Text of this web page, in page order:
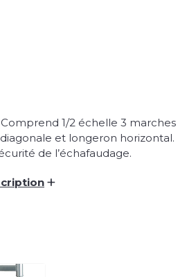
1/2 échelle 3 marches
et longeron horizontal.
de l’échafaudage.
+